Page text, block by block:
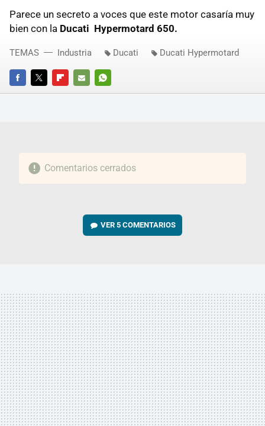
Parece un secreto a voces que este motor casaría muy
bien con la Ducati Hypermotard 650.
FACEBOOKTWITTERFLIPBOARD
E-
WHATSAPP
TEMAS Industria Ducati Ducati Hypermotard
Comentarios cerrados
VER5 COMENTARIOS